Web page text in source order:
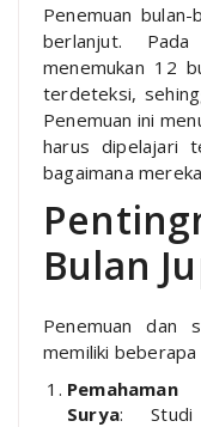
Penemuan
berlanjut.
menemukan 12
terdeteksi,
Penemuan ini
harus dipelajari
bagaimana
Bulan
Penemuan dan
memiliki
Surya: Studi